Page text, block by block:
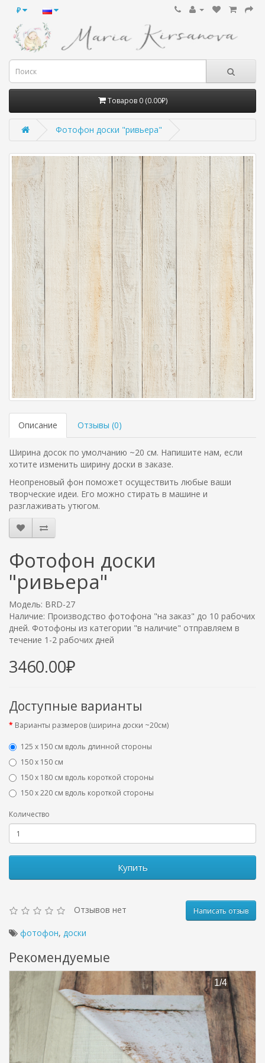
₽
Товаров 0 (0.00₽)
Фотофон доски "ривьера"
Описание Отзывы (0)
Ширина досок по умолчанию ~20 см. Напишите нам, если
хотите изменить ширину доски в заказе.
Неопреновый фон поможет осуществить любые ваши
творческие идеи. Его можно стирать в машине и
разглаживать утюгом.
Фотофон доски
"ривьера"
Модель: BRD-27
Наличие: Производство фотофона "на заказ" до 10 рабочих
дней. Фотофоны из категории "в наличие" отправляем в
течение 1-2 рабочих дней
3460.00₽
Доступные варианты
Варианты размеров (ширина доски ~20см)
125 х 150 см вдоль длинной стороны
150 х 150 см
150 х 180 см вдоль короткой стороны
150 х 220 см вдоль короткой стороны
Количество
Купить
Отзывов нет Написать отзыв
фотофон, доски
Рекомендуемые